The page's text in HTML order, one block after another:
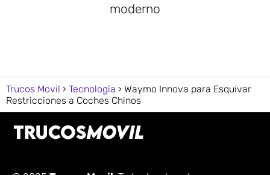
moderno
Trucos Movil Tecnología
Waymo Innova para Esquivar
Restricciones a Coches Chinos